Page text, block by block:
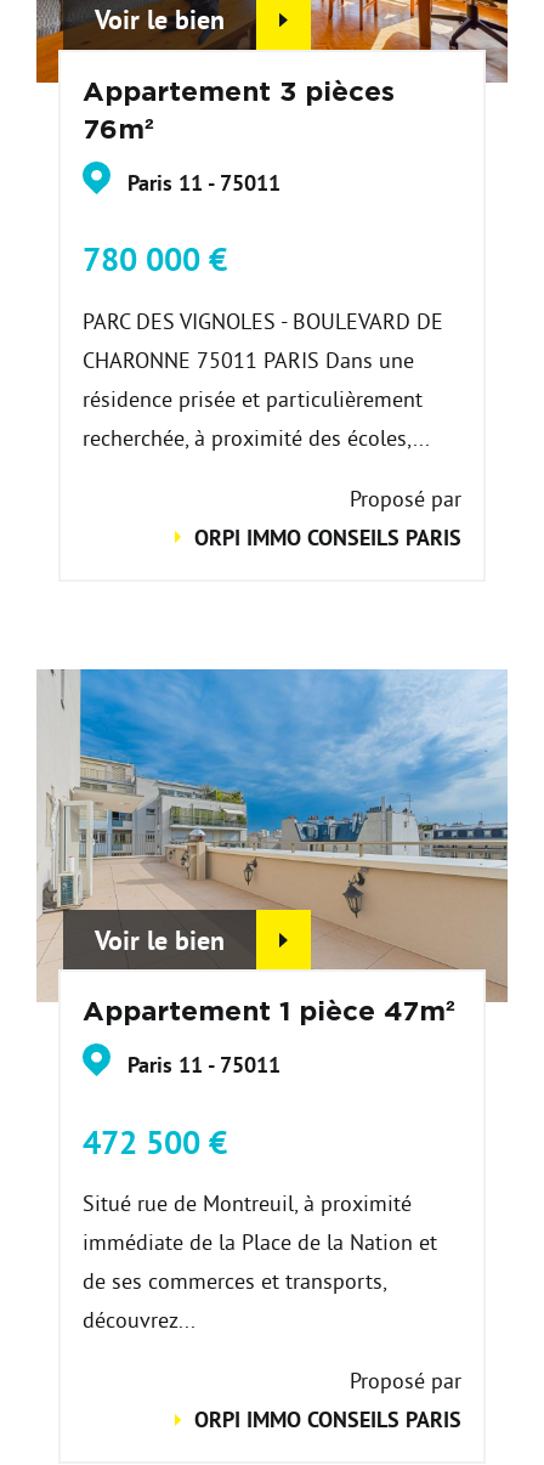
Voir le bien
Appartement 3 pièces
76m²
Paris 11 - 75011
780 000 €
PARC DES VIGNOLES - BOULEVARD DE
CHARONNE 75011 PARIS Dans une
résidence prisée et particulièrement
recherchée, à proximité des écoles,...
Proposé par
ORPI IMMO CONSEILS PARIS
Voir le bien
Appartement 1 pièce 47m²
Paris 11 - 75011
472 500 €
Situé rue de Montreuil, à proximité
immédiate de la Place de la Nation et
de ses commerces et transports,
découvrez...
Proposé par
ORPI IMMO CONSEILS PARIS